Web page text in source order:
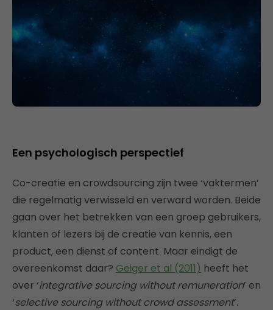
Een psychologisch perspectief
Co-creatie en crowdsourcing zijn twee ‘vaktermen’
die regelmatig verwisseld en verward worden. Beide
gaan over het betrekken van een groep gebruikers,
klanten of lezers bij de creatie van kennis, een
product, een dienst of content. Maar eindigt de
overeenkomst daar? Geiger et al (2011) heeft het
over ‘integrative sourcing without remuneration’ en
‘selective sourcing without crowd assessment’.